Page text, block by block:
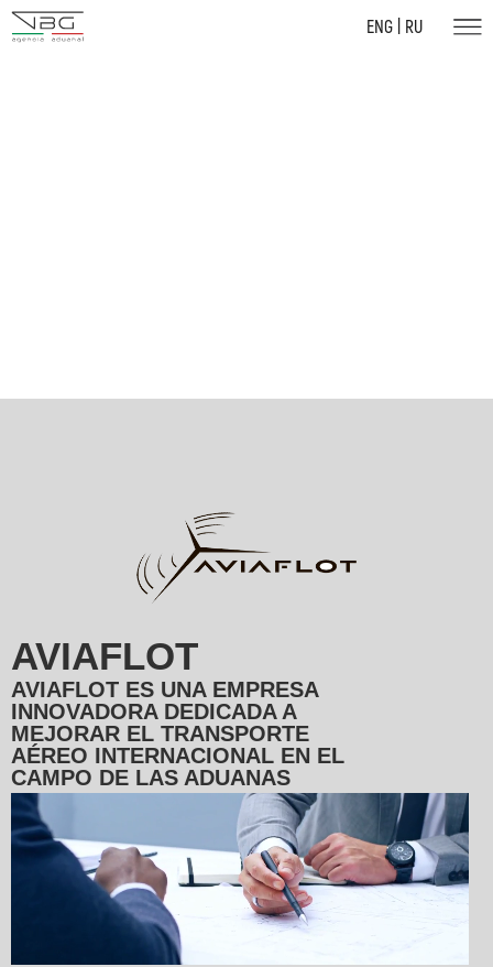
ENG RU
AVIAFLOT
AVIAFLOT ES UNA EMPRESA
INNOVADORA DEDICADA A
MEJORAR EL TRANSPORTE
AÉREO INTERNACIONAL EN EL
CAMPO DE LAS ADUANAS